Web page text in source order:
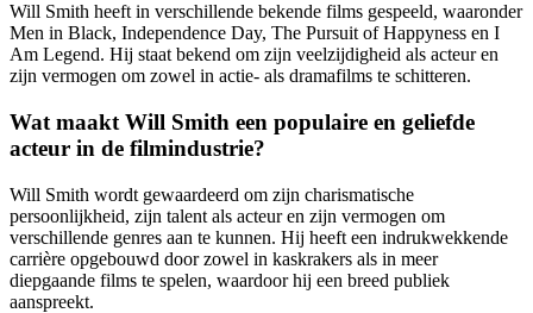
Will Smith heeft in verschillende bekende films gespeeld, waaronder
Men in Black, Independence Day, The Pursuit of Happyness en I
Am Legend. Hij staat bekend om zijn veelzijdigheid als acteur en
zijn vermogen om zowel in actie- als dramafilms te schitteren.
Wat maakt Will Smith een populaire en geliefde
acteur in de filmindustrie?
Will Smith wordt gewaardeerd om zijn charismatische
persoonlijkheid, zijn talent als acteur en zijn vermogen om
verschillende genres aan te kunnen. Hij heeft een indrukwekkende
carrière opgebouwd door zowel in kaskrakers als in meer
diepgaande films te spelen, waardoor hij een breed publiek
aanspreekt.